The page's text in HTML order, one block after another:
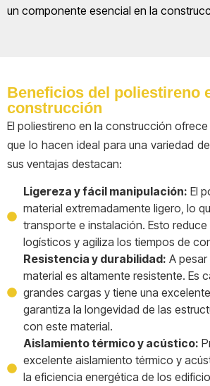
un componente esencial en la
Beneficios del poliestireno
construcción
El poliestireno en la construcción
que lo hacen ideal para una variedad
sus ventajas destacan:
Ligereza y fácil manipulación: El
material extremadamente ligero, lo
transporte e instalación. Esto
logísticos y agiliza los tiempos de
Resistencia y durabilidad: A
material es altamente resistente. Es
grandes cargas y tiene una
garantiza la longevidad de las
con este material.
Aislamiento térmico y acústico:
excelente aislamiento térmico y
la eficiencia energética de los